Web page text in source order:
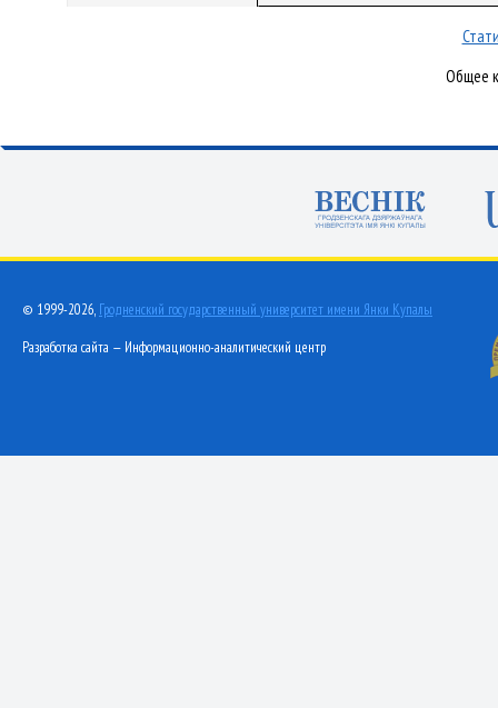
Общее
© 1999-2026, Гродненский государственный университет имени Янки Купалы
Разработка сайта — Информационно-аналитический центр